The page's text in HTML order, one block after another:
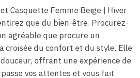
Casquette Femme Beige​ | Hiver
que du bien-être. Procurez-
agréable que procure un
croisée du confort et du style. Elle
offrant une expérience de
vos attentes et vous fait